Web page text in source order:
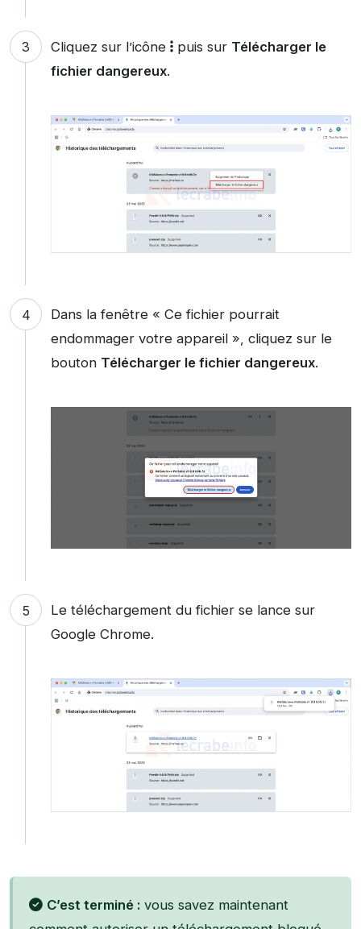
Cliquez sur l’icône puis sur Télécharger le
fichier dangereux.
Dans la fenêtre « Ce fichier pourrait
endommager votre appareil », cliquez sur le
bouton Télécharger le fichier dangereux.
Le téléchargement du fichier se lance sur
Google Chrome.
C’est terminé : vous savez maintenant